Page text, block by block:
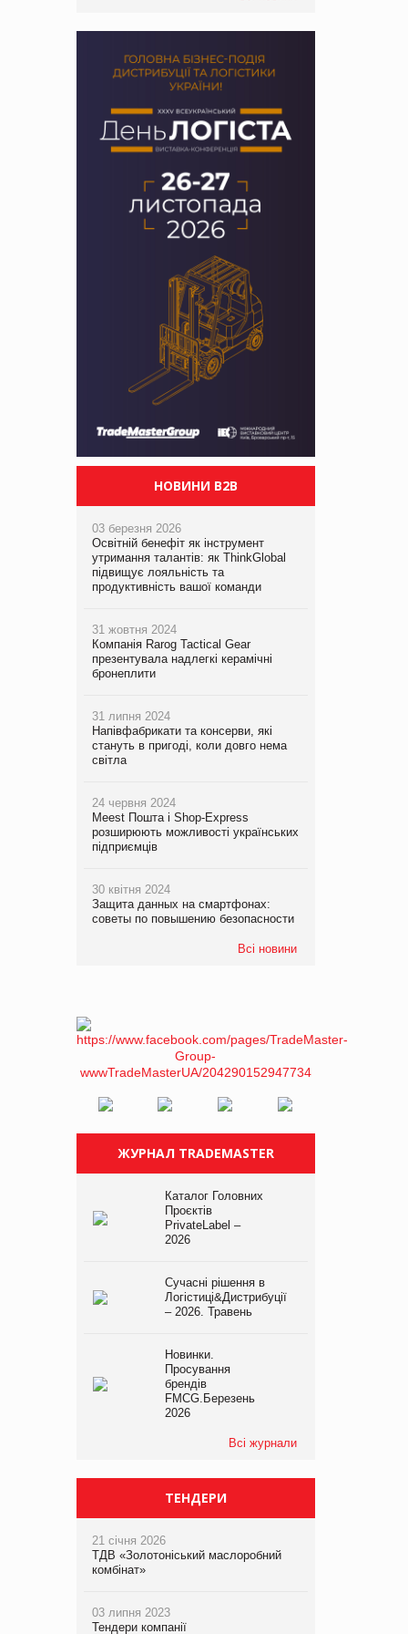
НОВИНИ B2B
03 березня 2026
Освітній бенефіт як інструмент
утримання талантів: як ThinkGlobal
підвищує лояльність та
продуктивність вашої команди
31 жовтня 2024
Компанія Rarog Tactical Gear
презентувала надлегкі керамічні
бронеплити
31 липня 2024
Напівфабрикати та консерви, які
стануть в пригоді, коли довго нема
світла
24 червня 2024
Meest Пошта і Shop-Express
розширюють можливості українських
підприємців
30 квітня 2024
Защита данных на смартфонах:
советы по повышению безопасности
Всі новини
ЖУРНАЛ TRADEMASTER
Каталог Головних
Проєктів
PrivateLabel –
2026
Сучасні рішення в
Логістиці&Дистрибуції
– 2026. Травень
Новинки.
Просування
брендів
FMCG.Березень
2026
Всі журнали
ТЕНДЕРИ
21 січня 2026
ТДВ «Золотоніський маслоробний
комбінат»
03 липня 2023
Тендери компанії